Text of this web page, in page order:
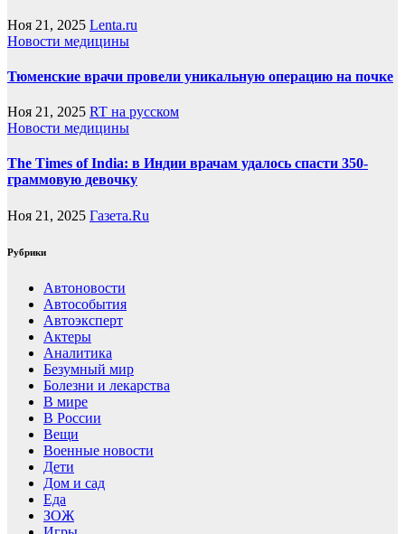
Ноя 21, 2025 Lenta.ru
Новости медицины
Тюменские врачи провели уникальную операцию на почке
Ноя 21, 2025 RT на русском
Новости медицины
The Times of India: в Индии врачам удалось спасти 350-
граммовую девочку
Ноя 21, 2025 Газета.Ru
Рубрики
Автоновости
Автособытия
Автоэксперт
Актеры
Аналитика
Безумный мир
Болезни и лекарства
В мире
В России
Вещи
Военные новости
Дети
Дом и сад
Еда
ЗОЖ